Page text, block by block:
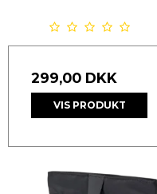
299,00 DKK
VIS PRODUKT